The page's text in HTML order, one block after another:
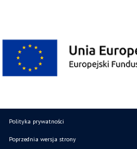
Polityka prywatności
Poprzednia wersja strony